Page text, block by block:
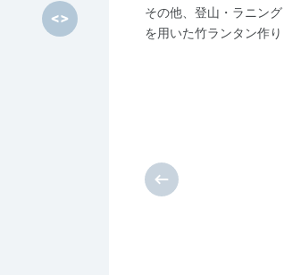
その他、登山・ラニン
を用いた竹ランタン作り